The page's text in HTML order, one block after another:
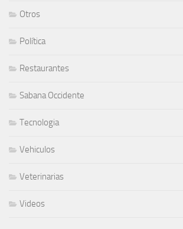
Otros
Política
Restaurantes
Sabana Occidente
Tecnologia
Vehiculos
Veterinarias
Videos